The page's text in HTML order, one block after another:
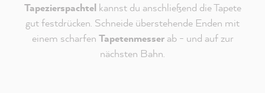
Tapezierspachtelkannst du anschließend die Tapete
gut festdrücken. Schneide überstehende Enden mit
einem scharfen Tapetenmesserab - und auf zur
nächsten Bahn.